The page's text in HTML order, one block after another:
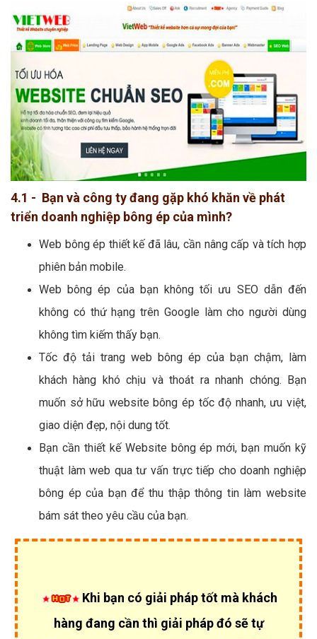
4.1 - Bạn và công ty đang gặp khó khăn về phát
triển doanh nghiệp bông ép của mình?
Web bông ép thiết kế đã lâu, cần nâng cấp và tích hợp
phiên bản mobile.
Web bông ép của bạn không tối ưu SEO dẫn đến
không có thứ hạng trên Google làm cho người dùng
không tìm kiếm thấy bạn.
Tốc độ tải trang web bông ép của bạn chậm, làm
khách hàng khó chịu và thoát ra nhanh chóng. Bạn
muốn sở hữu website bông ép tốc độ nhanh, ưu việt,
giao diện đẹp, nội dung tốt.
Bạn cần thiết kế Website bông ép mới, bạn muốn kỹ
thuật làm web qua tư vấn trực tiếp cho doanh nghiệp
bông ép của bạn để thu thập thông tin làm website
bám sát theo yêu cầu của bạn.
Khi bạn có giải pháp tốt mà khách
hàng đang cần thì giải pháp đó sẽ tự